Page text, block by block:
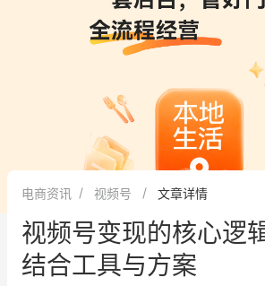
增长方法
有赞专家说
新零售最佳
面对面聊增长
新零售大会
电商资讯 视频号 文章详情
视频号变现的核心逻
结合工具与方案